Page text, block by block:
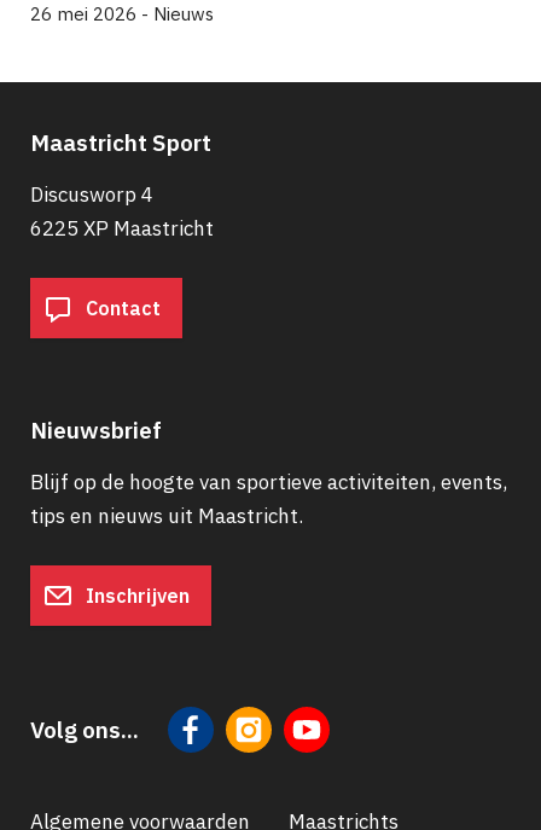
26 mei 2026 - Nieuws
Maastricht Sport
Discusworp 4
6225 XP Maastricht
Contact
Nieuwsbrief
Blijf op de hoogte van sportieve activiteiten, events,
tips en nieuws uit Maastricht.
Inschrijven
Volg ons...
Algemene voorwaarden Maastrichts